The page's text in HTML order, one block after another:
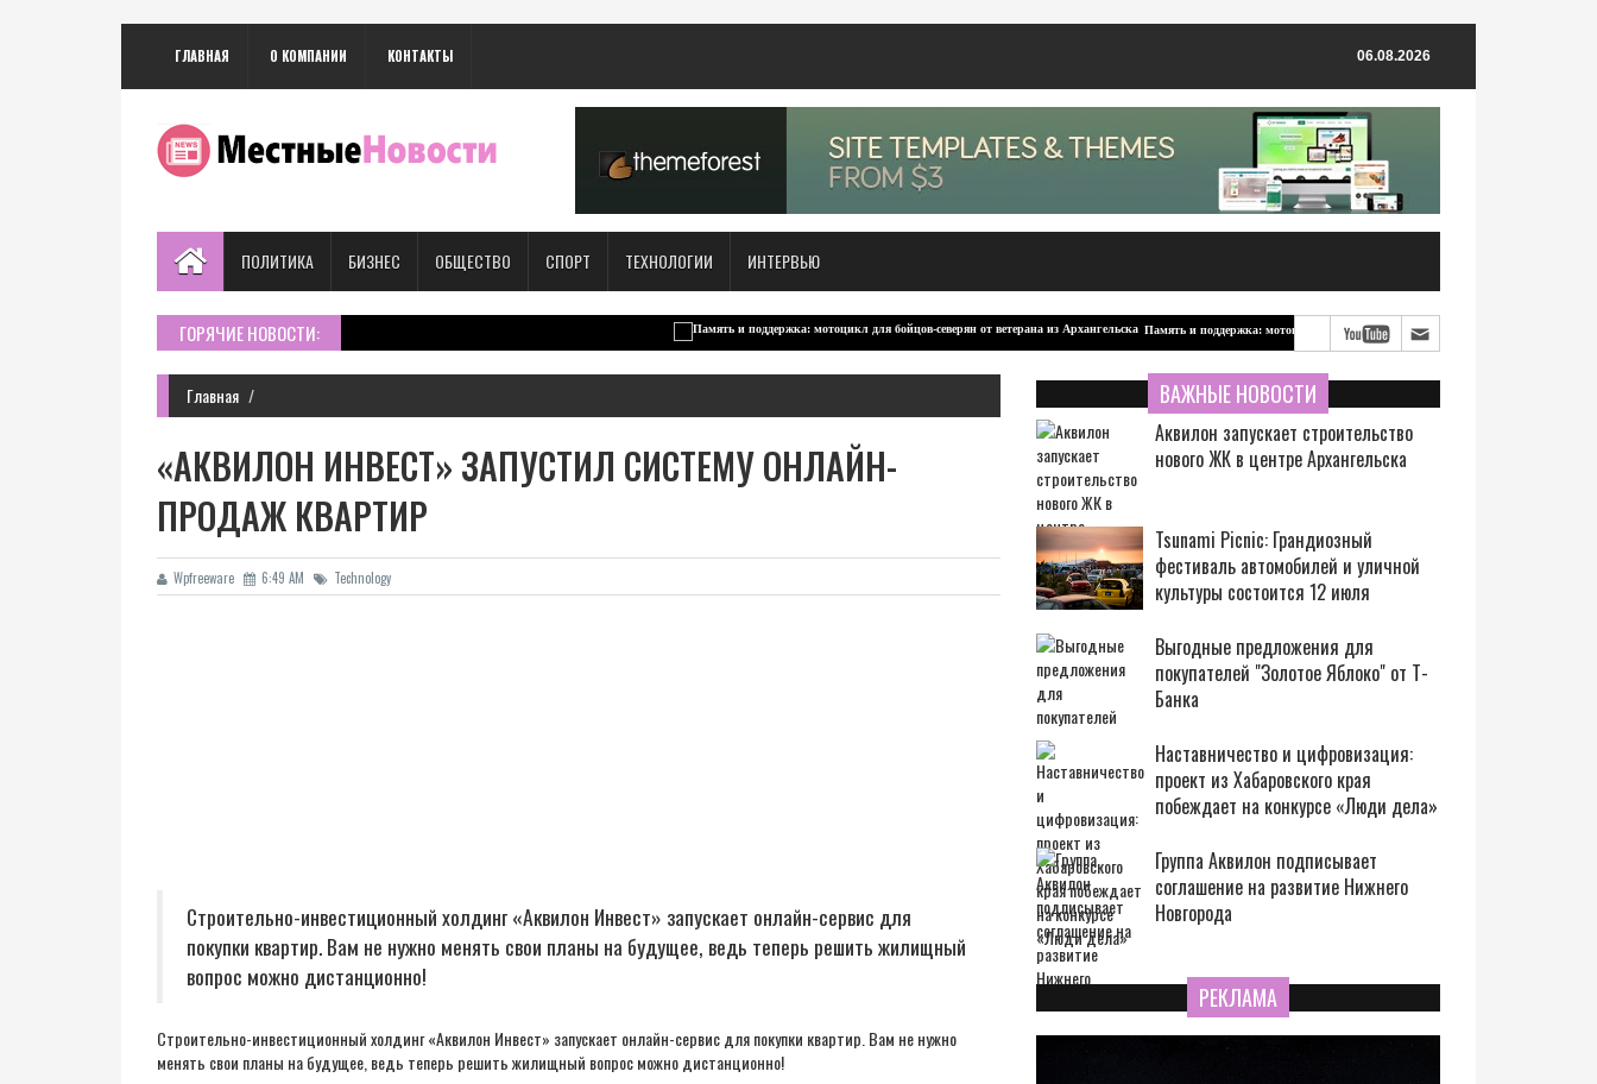
ГЛАВНАЯ О КОМПАНИИ КОНТАКТЫ 06.08.2026
ПОЛИТИКА БИЗНЕС ОБЩЕСТВО СПОРТ ТЕХНОЛОГИИ ИНТЕРВЬЮ
ГОРЯЧИЕ НОВОСТИ: Память и поддержка: мотоцикл для бойцов-северян от ветерана из Архангельска
Главная
«АКВИЛОН ИНВЕСТ» ЗАПУСТИЛ СИСТЕМУ ОНЛАЙН-
ПРОДАЖ КВАРТИР
Wpfreeware 6:49 AM Technology
Строительно-инвестиционный холдинг «Аквилон Инвест» запускает онлайн-сервис для
покупки квартир. Вам не нужно менять свои планы на будущее, ведь теперь решить жилищный
вопрос можно дистанционно!
Строительно-инвестиционный холдинг «Аквилон Инвест» запускает онлайн-сервис для покупки квартир. Вам не нужно
менять свои планы на будущее, ведь теперь решить жилищный вопрос можно дистанционно!
ВАЖНЫЕ НОВОСТИ
Аквилон запускает строительство
нового ЖК в центре Архангельска
Tsunami Picnic: Грандиозный
фестиваль автомобилей и уличной
культуры состоится 12 июля
Выгодные предложения для
покупателей "Золотое Яблоко" от Т-
Банка
Наставничество и цифровизация:
проект из Хабаровского края
побеждает на конкурсе «Люди дела»
Группа Аквилон подписывает
соглашение на развитие Нижнего
Новгорода
РЕКЛАМА